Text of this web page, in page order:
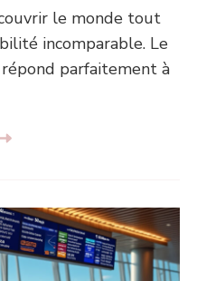
le monde tout
incomparable. Le
parfaitement à